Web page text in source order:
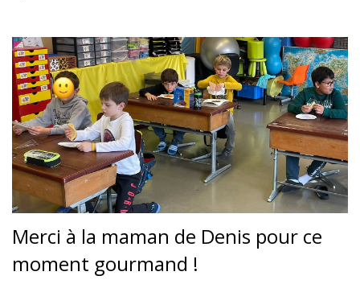
Merci à la maman de Denis pour ce
moment gourmand !